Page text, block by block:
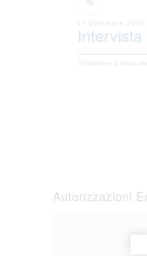
24 Dicembre 2015
Brixiadrone Senza
Autorizzazioni